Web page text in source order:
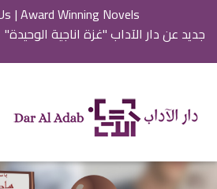
Award Winning Novels |
جديد عن دار الآداب "غزة اناجية الوحيدة"